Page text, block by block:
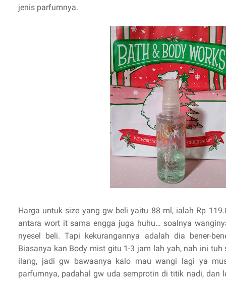
jenis parfumnya.
Harga untuk size yang gw beli yaitu 88 ml, ialah Rp
antara wort it sama engga juga huhu… soalnya
nyesel beli. Tapi kekurangannya adalah dia bener-
Biasanya kan Body mist gitu 1-3 jam lah yah, nah ini
ilang, jadi gw bawaanya kalo mau wangi lagi ya
parfumnya, padahal gw uda semprotin di titik nadi, dan